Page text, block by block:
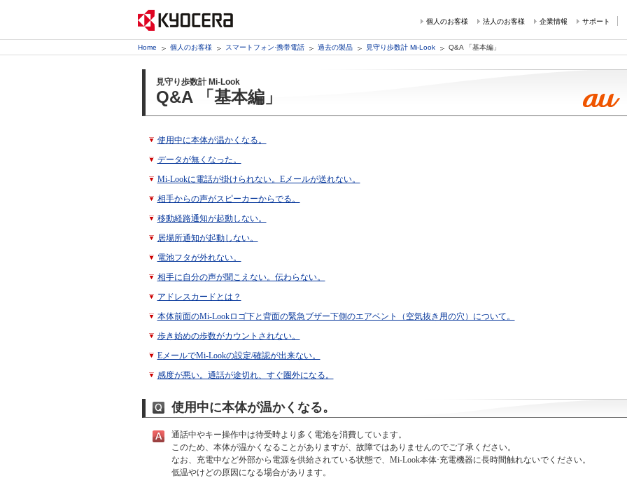
個人のお客様 法人のお客様 企業情報 サポート
Home 個人のお客様 スマートフォン·携帯電話 過去の製品 見守り歩数計 Mi-Look Q&A 「基本編」
見守り歩数計 Mi-Look
Q&A 「基本編」
使用中に本体が温かくなる。
データが無くなった。
Mi-Lookに電話が掛けられない。Eメールが送れない。
相手からの声がスピーカーからでる。
移動経路通知が起動しない。
居場所通知が起動しない。
電池フタが外れない。
相手に自分の声が聞こえない。伝わらない。
アドレスカードとは？
本体前面のMi-Lookロゴ下と背面の緊急ブザー下側のエアベント（空気抜き用の穴）について。
歩き始めの歩数がカウントされない。
EメールでMi-Lookの設定/確認が出来ない。
感度が悪い。通話が途切れ、すぐ圏外になる。
使用中に本体が温かくなる。
通話中やキー操作中は待受時より多く電池を消費しています。
このため、本体が温かくなることがありますが、故障ではありませんのでご了承ください。
なお、充電中など外部から電源を供給されている状態で、Mi-Look本体·充電機器に長時間触れないでください。
低温やけどの原因になる場合があります。